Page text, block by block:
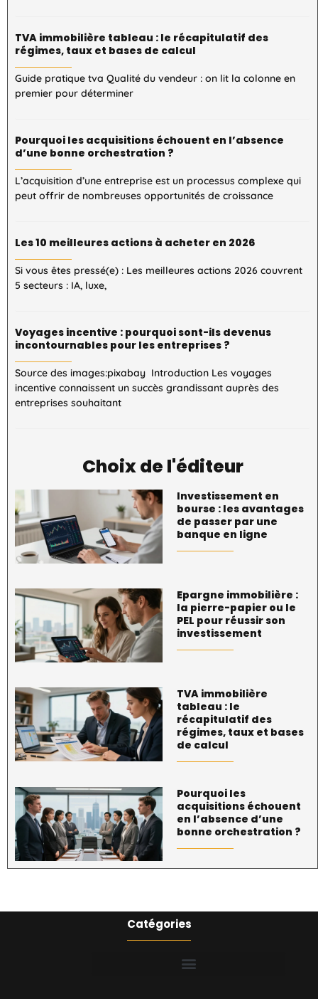
TVA immobilière tableau : le récapitulatif des
régimes, taux et bases de calcul
Guide pratique tva Qualité du vendeur : on lit la colonne en
premier pour déterminer
Pourquoi les acquisitions échouent en l’absence
d’une bonne orchestration ?
L’acquisition d’une entreprise est un processus complexe qui
peut offrir de nombreuses opportunités de croissance
Les 10 meilleures actions à acheter en 2026
Si vous êtes pressé(e) : Les meilleures actions 2026 couvrent
5 secteurs : IA, luxe,
Voyages incentive : pourquoi sont-ils devenus
incontournables pour les entreprises ?
Source des images:pixabay Introduction Les voyages
incentive connaissent un succès grandissant auprès des
entreprises souhaitant
Choix de l'éditeur
Investissement en
bourse : les avantages
de passer par une
banque en ligne
Epargne immobilière :
la pierre-papier ou le
PEL pour réussir son
investissement
TVA immobilière
tableau : le
récapitulatif des
régimes, taux et bases
de calcul
Pourquoi les
acquisitions échouent
en l’absence d’une
bonne orchestration ?
Catégories